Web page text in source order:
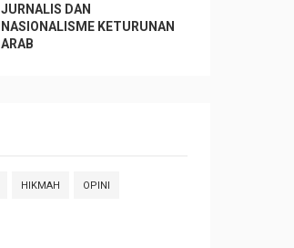
JURNALIS DAN
NASIONALISME KETURUNAN
ARAB
HIKMAH OPINI